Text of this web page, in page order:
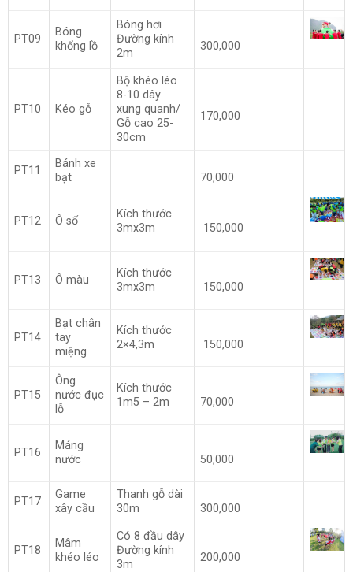
PT09
Bóng
khổng lồ
Bóng hơi
Đường kính
2m
300,000
PT10 Kéo gỗ
Bộ khéo léo
8-10 dây
xung quanh/
Gỗ cao 25-
30cm
170,000
PT11
Bánh xe
bạt
70,000
PT12 Ô số
Kích thước
3mx3m
150,000
PT13 Ô màu
Kích thước
3mx3m
150,000
PT14
Bạt chân
tay
miệng
Kích thước
2×4,3m
150,000
PT15
Ông
nước đục
lỗ
Kích thước
1m5 – 2m
70,000
PT16
Máng
nước
50,000
PT17
Game
xây cầu
Thanh gỗ dài
30m
300,000
PT18
Mâm
khéo léo
Có 8 đầu dây
Đường kính
3m
200,000